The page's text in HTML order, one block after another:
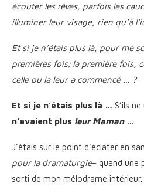
écouter les rêves, parfois les
illuminer leur visage, rien qu’à
Et si je n’étais plus là, pour me
premières fois; la première fois,
celle ou la leur a commencé … ?
Et si je n’étais plus là … S’ils
n’avaient plus leur Maman …
J’étais sur le point d’éclater en
pour la dramaturgie– quand une
sorti de mon mélodrame